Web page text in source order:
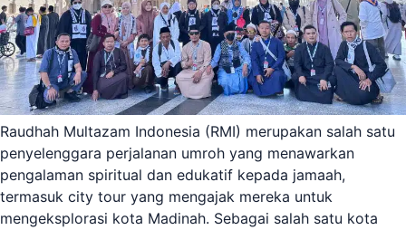
Raudhah Multazam Indonesia (RMI) merupakan salah satu
penyelenggara perjalanan umroh yang menawarkan
pengalaman spiritual dan edukatif kepada jamaah,
termasuk city tour yang mengajak mereka untuk
mengeksplorasi kota Madinah. Sebagai salah satu kota